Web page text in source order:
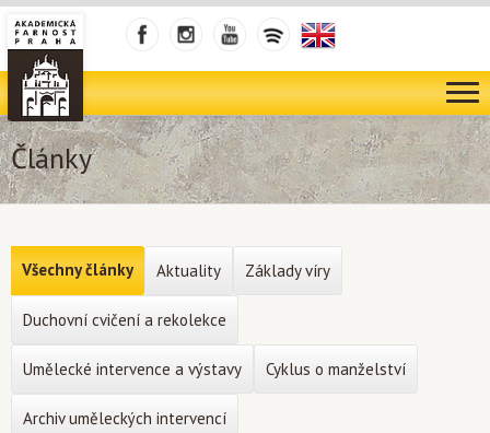
Články
Všechny články Aktuality Základy víry
Duchovní cvičení a rekolekce
Umělecké intervence a výstavy Cyklus o manželství
Archiv uměleckých intervencí